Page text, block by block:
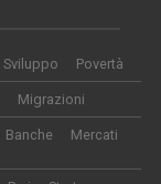
Sviluppo Povertà
Migrazioni
Banche Mercati